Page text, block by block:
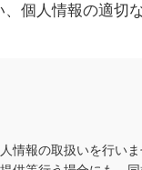
個人情報の適切
情報の取扱いを行い